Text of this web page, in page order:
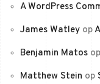
A WordPress
James Watley op
Benjamin Matos op
Matthew Stein op